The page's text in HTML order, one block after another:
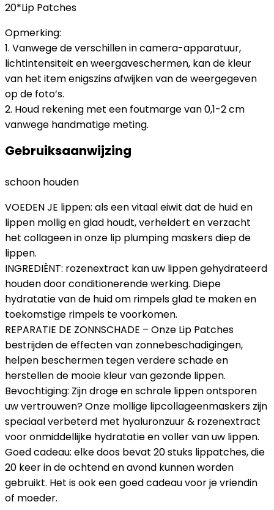
20*Lip Patches
Opmerking:
1. Vanwege de verschillen in camera-apparatuur,
lichtintensiteit en weergaveschermen, kan de kleur
van het item enigszins afwijken van de weergegeven
op de foto’s.
2. Houd rekening met een foutmarge van 0,1-2 cm
vanwege handmatige meting.
Gebruiksaanwijzing
schoon houden
VOEDEN JE lippen: als een vitaal eiwit dat de huid en
lippen mollig en glad houdt, verheldert en verzacht
het collageen in onze lip plumping maskers diep de
lippen.
INGREDIËNT: rozenextract kan uw lippen gehydrateerd
houden door conditionerende werking. Diepe
hydratatie van de huid om rimpels glad te maken en
toekomstige rimpels te voorkomen.
REPARATIE DE ZONNSCHADE – Onze Lip Patches
bestrijden de effecten van zonnebeschadigingen,
helpen beschermen tegen verdere schade en
herstellen de mooie kleur van gezonde lippen.
Bevochtiging: Zijn droge en schrale lippen ontsporen
uw vertrouwen? Onze mollige lipcollageenmaskers zijn
speciaal verbeterd met hyaluronzuur & rozenextract
voor onmiddellijke hydratatie en voller van uw lippen.
Goed cadeau: elke doos bevat 20 stuks lippatches, die
20 keer in de ochtend en avond kunnen worden
gebruikt. Het is ook een goed cadeau voor je vriendin
of moeder.